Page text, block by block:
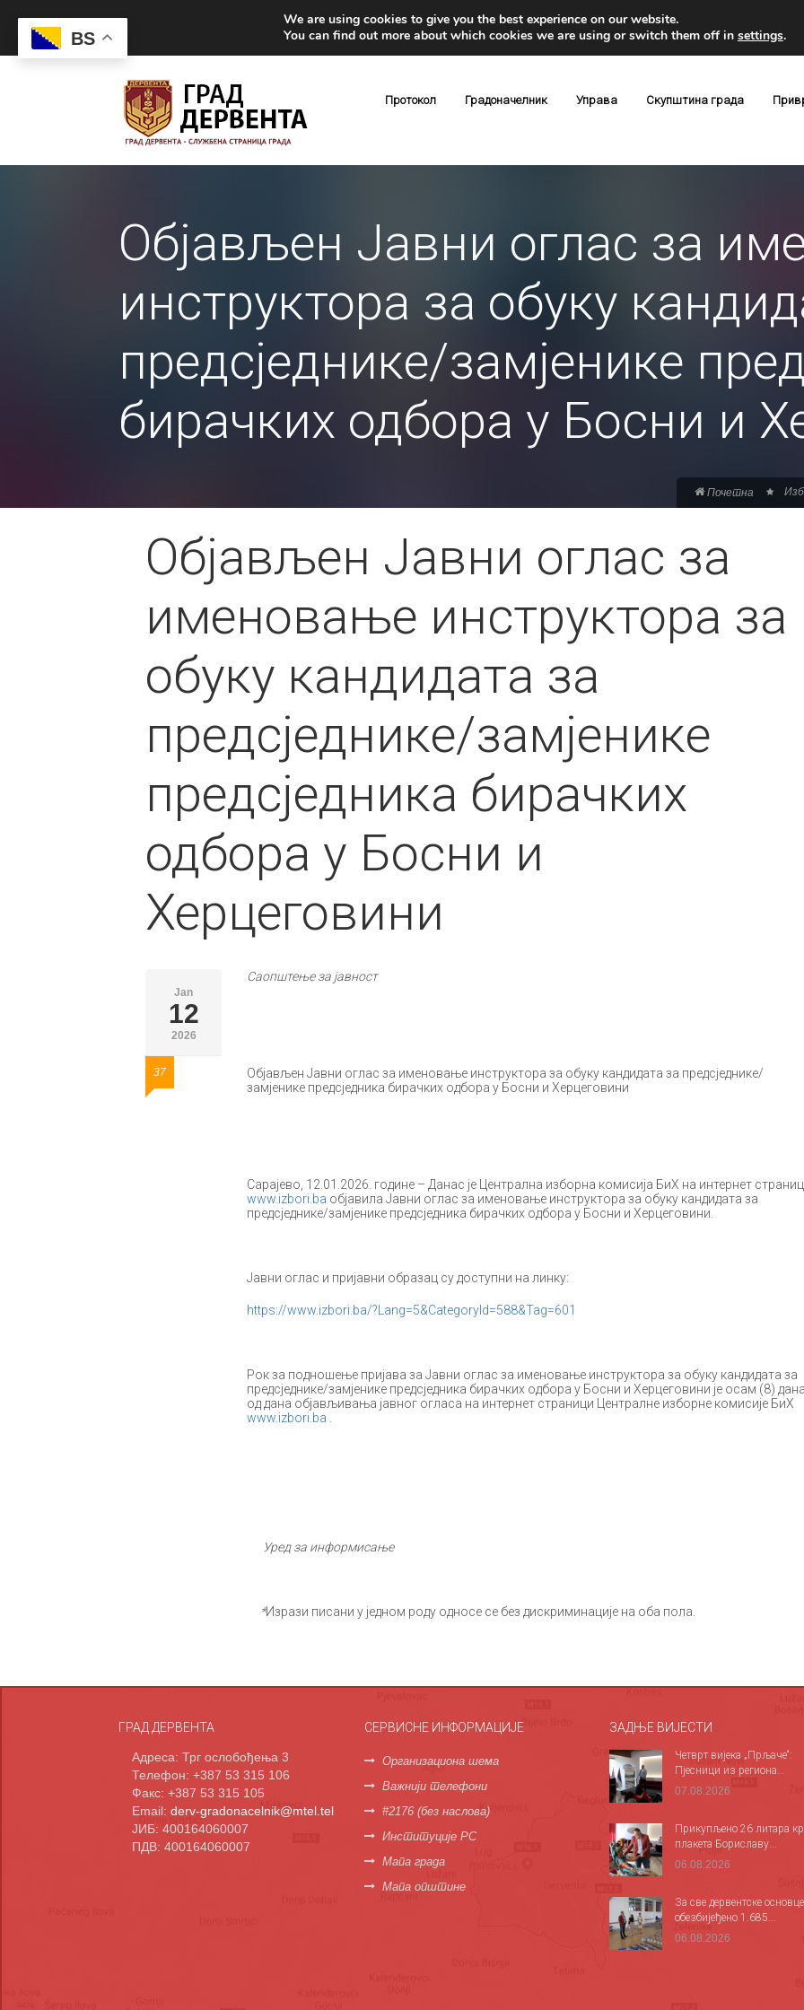
Протокол Градоначелник Управа Скупштина града
Објављен Јавни оглас за
инструктора за обуку
предсједнике/замјенике
бирачких одбора у Босни и
Почетна
Објављен Јавни оглас за
именовање инструктора за
обуку кандидата за
предсједнике/замјенике
предсједника бирачких
одбора у Босни и
Херцеговини
Jan
12
2026
37
Саопштење за јавност
Објављен Јавни оглас за именовање инструктора за обуку кандидата за предсједнике/
замјенике предсједника бирачких одбора у Босни и Херцеговини
Сарајево, 12.01.2026. године – Данас је Централна изборна комисија БиХ на интернет
www.izbori.ba објавила Јавни оглас за именовање инструктора за обуку кандидата за
предсједнике/замјенике предсједника бирачких одбора у Босни и Херцеговини.
Јавни оглас и пријавни образац су доступни на линку:
https://www.izbori.ba/?Lang=5&CategoryId=588&Tag=601
Рок за подношење пријава за Јавни оглас за именовање инструктора за обуку кандидата за
предсједнике/замјенике предсједника бирачких одбора у Босни и Херцеговини је осам (8)
од дана објављивања јавног огласа на интернет страници Централне изборне комисије БиХ
www.izbori.ba
Уред за информисање
*Изрази писани у једном роду односе се без дискриминације на оба пола.
ГРАД ДЕРВЕНТА
Адреса: Трг ослобођења 3
Телефон: +387 53 315 106
Факс: +387 53 315 105
Email: derv-gradonacelnik@mtel.tel
ЈИБ: 400164060007
ПДВ: 400164060007
СЕРВИСНЕ ИНФОРМАЦИЈЕ
Организациона шема
Важнији телефони
#2176 (без наслова)
Институције РС
Мапа града
Мапа општине
ЗАДЊЕ ВИЈЕСТИ
Четврт вијека „Прљаче“:
Пјесници из региона...
07.08.2026
Прикупљено 26 литара
плакета Бориславу...
06.08.2026
За све дервентске основце
обезбијеђено 1.685...
06.08.2026
BS
We are using cookies to give you the best experience on our website.
You can find out more about which cookies we are using or switch them off in settings.